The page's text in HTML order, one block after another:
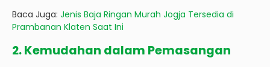
Baca Juga: Jenis Baja Ringan Murah Jogja Tersedia di
Prambanan Klaten Saat Ini
2. Kemudahan dalam Pemasangan